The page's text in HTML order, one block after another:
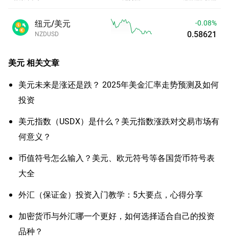
纽元/美元
NZDUSD
-0.10%
0.58612
美元相关文章
美元未来是涨还是跌？ 2025年美金汇率走势预测及如何
投资
美元指数（USDX）是什么？美元指数涨跌对交易市场有
何意义？
币值符号怎么输入？美元、欧元符号等各国货币符号表
大全
外汇（保证金）投资入门教学：5大要点，心得分享
加密货币与外汇哪一个更好，如何选择适合自己的投资
品种？